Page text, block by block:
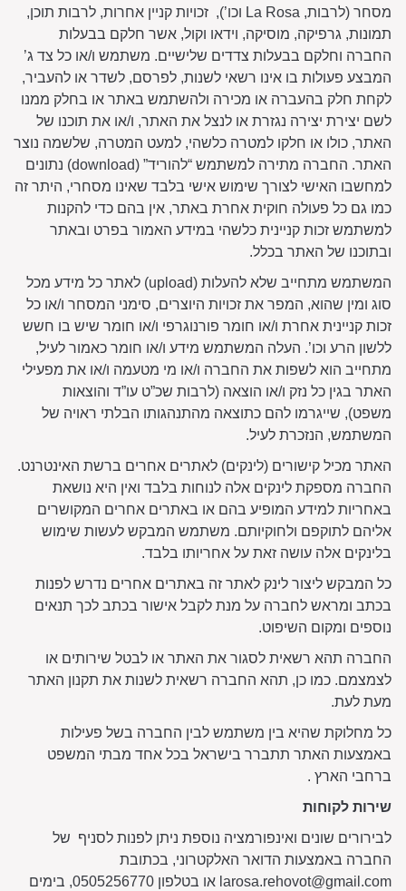
מסחר (לרבות, La Rosa וכו’), זכויות קניין אחרות, לרבות תוכן,
תמונות, גרפיקה, מוסיקה, וידאו וקול, אשר חלקם בבעלות
החברה וחלקם בבעלות צדדים שלישיים. משתמש ו/או כל צד ג’
המבצע פעולות בו אינו רשאי לשנות, לפרסם, לשדר או להעביר,
לקחת חלק בהעברה או מכירה ולהשתמש באתר או בחלק ממנו
לשם יצירת יצירה נגזרת או לנצל את האתר, ו/או את תוכנו של
האתר, כולו או חלקו למטרה כלשהי, למעט המטרה, שלשמה נוצר
האתר. החברה מתירה למשתמש “להוריד” (download) נתונים
למחשבו האישי לצורך שימוש אישי בלבד שאינו מסחרי, היתר זה
כמו גם כל פעולה חוקית אחרת באתר, אין בהם כדי להקנות
למשתמש זכות קניינית כלשהי במידע האמור בפרט ובאתר
ובתוכנו של האתר בכלל.
המשתמש מתחייב שלא להעלות (upload) לאתר כל מידע מכל
סוג ומין שהוא, המפר את זכויות היוצרים, סימני המסחר ו/או כל
זכות קניינית אחרת ו/או חומר פורנוגרפי ו/או חומר שיש בו חשש
ללשון הרע וכו’. העלה המשתמש מידע ו/או חומר כאמור לעיל,
מתחייב הוא לשפות את החברה ו/או מי מטעמה ו/או את מפעילי
האתר בגין כל נזק ו/או הוצאה (לרבות שכ”ט עו”ד והוצאות
משפט), שייגרמו להם כתוצאה מהתנהגותו הבלתי ראויה של
המשתמש, הנזכרת לעיל.
האתר מכיל קישורים (לינקים) לאתרים אחרים ברשת האינטרנט.
החברה מספקת לינקים אלה לנוחות בלבד ואין היא נושאת
באחריות למידע המופיע בהם או באתרים אחרים המקושרים
אליהם לתוקפם ולחוקיותם. משתמש המבקש לעשות שימוש
בלינקים אלה עושה זאת על אחריותו בלבד.
כל המבקש ליצור לינק לאתר זה באתרים אחרים נדרש לפנות
בכתב ומראש לחברה על מנת לקבל אישור בכתב לכך תנאים
נוספים ומקום השיפוט.
החברה תהא רשאית לסגור את האתר או לבטל שירותים או
לצמצמם. כמו כן, תהא החברה רשאית לשנות את תקנון האתר
מעת לעת.
כל מחלוקת שהיא בין משתמש לבין החברה בשל פעילות
באמצעות האתר תתברר בישראל בכל אחד מבתי המשפט
ברחבי הארץ .
שירות לקוחות
לבירורים שונים ואינפורמציה נוספת ניתן לפנות לסניף של
החברה באמצעות הדואר האלקטרוני, בכתובת
larosa.rehovot@gmail.com
או בטלפון 0505256770, בימים